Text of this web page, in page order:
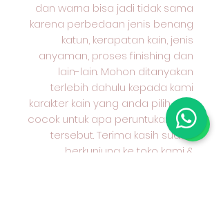
dan warna bisa jadi tidak sama
karena perbedaan jenis benang
katun, kerapatan kain, jenis
anyaman, proses finishing dan
lain-lain. Mohon ditanyakan
terlebih dahulu kepada kami
karakter kain yang anda pilih dan
cocok untuk apa peruntukan kain
tersebut. Terima kasih sudah
berkunjung ke toko kami &